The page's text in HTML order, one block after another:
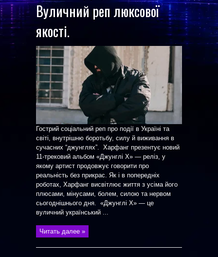
Вуличний реп люксової
якості.
Гострий соціальний реп про події в Україні та
світі, внутрішню боротьбу, силу й виживання в
сучасних “джунглях”. Харфанг презентує новий
11-трековий альбом «Джунглі Х» — реліз, у
якому артист продовжує говорити про
реальність без прикрас. Як і в попередніх
роботах, Харфанг висвітлює життя з усіма його
плюсами, мінусами, болем, силою та нервом
сьогоднішнього дня. «Джунглі Х» — це
вуличний український ...
Читать далее »